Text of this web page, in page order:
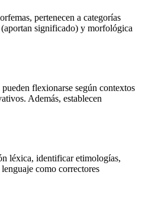
pertenecen a categorías
(aportan significado) y morfológica
flexionarse según contextos
Además, establecen
léxica, identificar etimologías,
como correctores